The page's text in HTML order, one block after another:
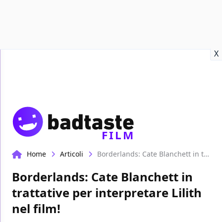
X
FILM
Home Articoli Borderlands: Cate Blanchett in trattative per interpretare Lilith nel film!
Borderlands: Cate Blanchett in
trattative per interpretare Lilith
nel film!